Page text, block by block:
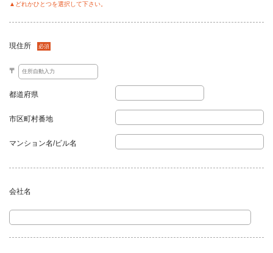
▲どれかひとつを選択して下さい。
現住所 必須
〒
都道府県
市区町村番地
マンション名/ビル名
会社名